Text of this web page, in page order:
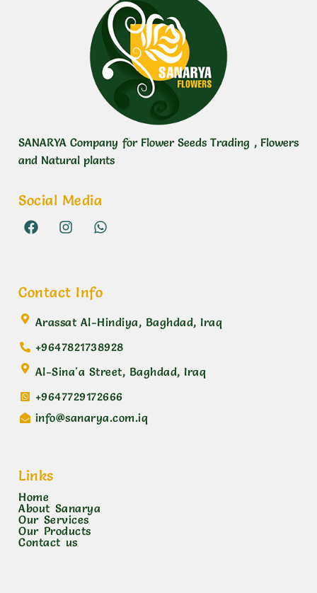
SANARYA Company for Flower Seeds Trading , Flowers
and Natural plants
Social Media
Contact Info
Arassat Al-Hindiya, Baghdad, Iraq
+9647821738928
Al-Sina'a Street, Baghdad, Iraq
+9647729172666
info@sanarya.com.iq
Links
Home
About Sanarya
Our Services
Our Products
Contact us